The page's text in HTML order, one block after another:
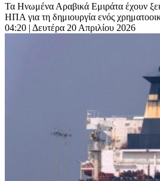
Τα Ηνωμένα Αραβικά Εμιράτα έχουν
ΗΠΑ για τη δημιουργία ενός
04:20 | Δευτέρα 20 Απριλίου 2026